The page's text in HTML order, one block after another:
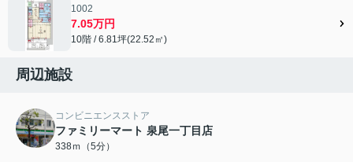
1002
7.05万円
10階 / 6.81坪(22.52㎡)
周辺施設
コンビニエンスストア
ファミリーマート 泉尾一丁目店
338ｍ（5分）